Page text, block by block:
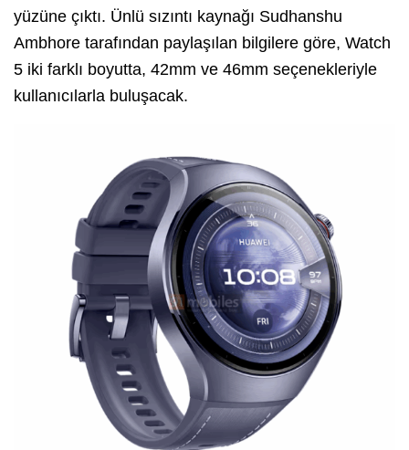
yüzüne çıktı. Ünlü sızıntı kaynağı Sudhanshu
Ambhore tarafından paylaşılan bilgilere göre, Watch
5 iki farklı boyutta, 42mm ve 46mm seçenekleriyle
kullanıcılarla buluşacak.